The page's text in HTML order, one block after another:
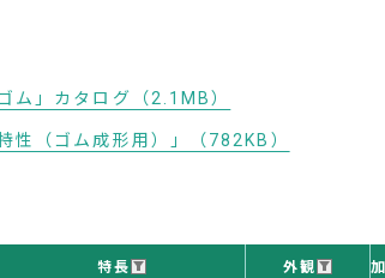
ム」カタログ（2.1MB）
性（ゴム成形用）」（782KB）
特長 外観